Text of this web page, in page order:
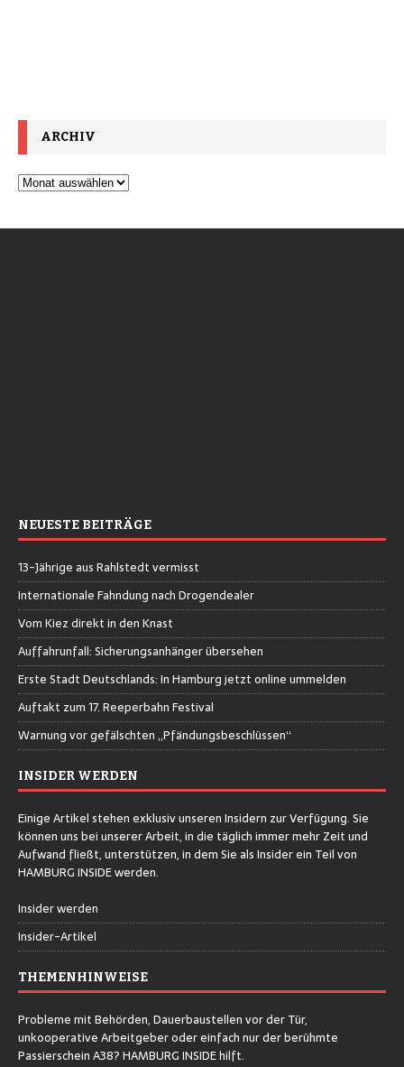
ARCHIV
NEUESTE BEITRÄGE
13-Jährige aus Rahlstedt vermisst
Internationale Fahndung nach Drogendealer
Vom Kiez direkt in den Knast
Auffahrunfall: Sicherungsanhänger übersehen
Erste Stadt Deutschlands: In Hamburg jetzt online ummelden
Auftakt zum 17. Reeperbahn Festival
Warnung vor gefälschten „Pfändungsbeschlüssen“
INSIDER WERDEN
Einige Artikel stehen exklusiv unseren Insidern zur Verfügung. Sie
können uns bei unserer Arbeit, in die täglich immer mehr Zeit und
Aufwand fließt, unterstützen, in dem Sie als Insider ein Teil von
HAMBURG INSIDE werden.
Insider werden
Insider-Artikel
THEMENHINWEISE
Probleme mit Behörden, Dauerbaustellen vor der Tür,
unkooperative Arbeitgeber oder einfach nur der berühmte
Passierschein A38? HAMBURG INSIDE hilft.